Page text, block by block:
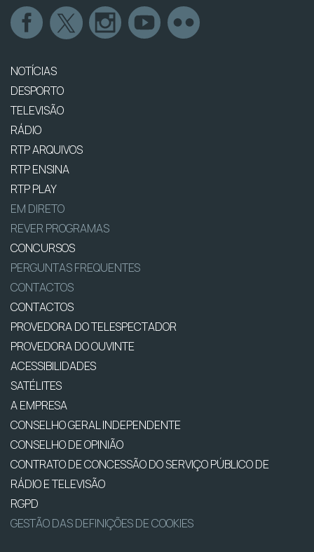
NOTÍCIAS
DESPORTO
TELEVISÃO
RÁDIO
RTP ARQUIVOS
RTP ENSINA
RTP PLAY
EM DIRETO
REVER PROGRAMAS
CONCURSOS
PERGUNTAS FREQUENTES
CONTACTOS
CONTACTOS
PROVEDORA DO TELESPECTADOR
PROVEDORA DO OUVINTE
ACESSIBILIDADES
SATÉLITES
A EMPRESA
CONSELHO GERAL INDEPENDENTE
CONSELHO DE OPINIÃO
CONTRATO DE CONCESSÃO DO SERVIÇO PÚBLICO DE
RÁDIO E TELEVISÃO
RGPD
GESTÃO DAS DEFINIÇÕES DE COOKIES